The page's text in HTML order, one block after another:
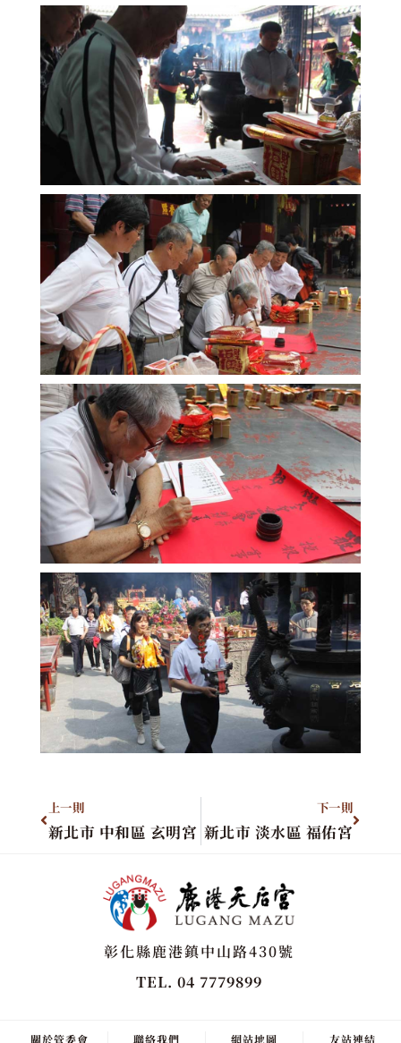
上一則
新北市 中和區 玄明宮
下一則
新北市 淡水區 福佑宮
彰化縣鹿港鎮中山路430號
TEL. 04 7779899
關於管委會 聯絡我們 網站地圖 友站連結